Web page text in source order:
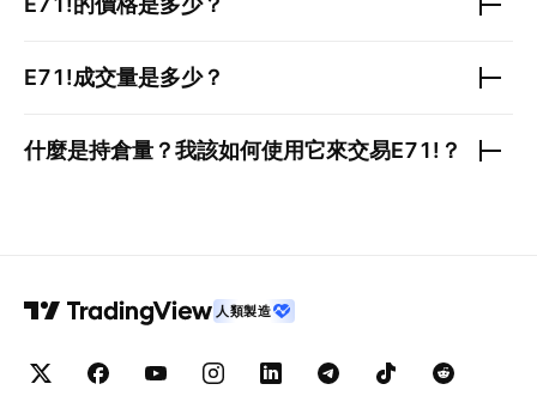
E71!成交量是多少？
什麼是持倉量？我該如何使用它來交易E71! ？
人類製造